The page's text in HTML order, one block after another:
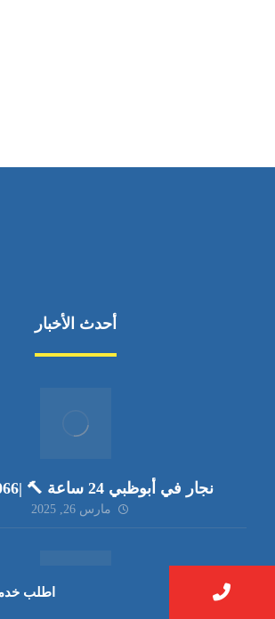
أحدث الأخبار
نجار في أبوظبي 24 ساعة 🔨 |0544675066
مارس 26, 2025
اطلب